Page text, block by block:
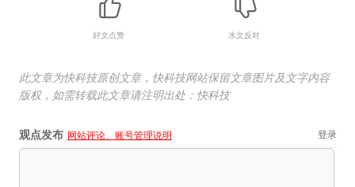
好文点赞 水文反对
此文章为快科技原创文章，快科技网站保留文章图片及文字内容
版权，如需转载此文章请注明出处：快科技
观点发布 网站评论、账号管理说明 登录